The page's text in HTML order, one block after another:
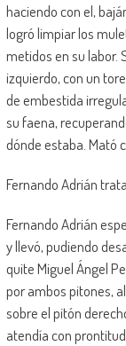
haciendo con el,
logró limpiar los
metidos en su labor.
izquierdo, con un
de embestida
su faena,
dónde estaba. Mató
Fernando Adrián
Fernando Adrián
y llevó, pudiendo
quite Miguel Ángel
por ambos pitones,
sobre el pitón
atendía con